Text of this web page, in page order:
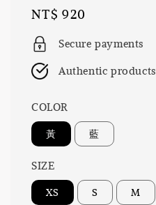
Regular
price
NT$ 920
Secure payments
Authentic products
COLOR
黃 藍
SIZE
XS S M